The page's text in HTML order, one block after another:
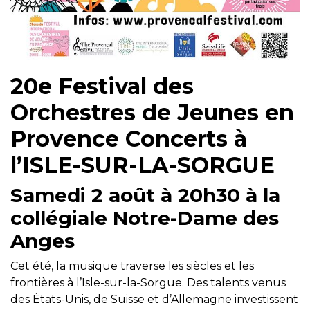
20e Festival des
Orchestres de Jeunes en
Provence Concerts à
l’ISLE-SUR-LA-SORGUE
Samedi 2 août à 20h30 à la
collégiale Notre-Dame des
Anges
Cet été, la musique traverse les siècles et les
frontières à l’Isle-sur-la-Sorgue. Des talents venus
des États-Unis, de Suisse et d’Allemagne investissent